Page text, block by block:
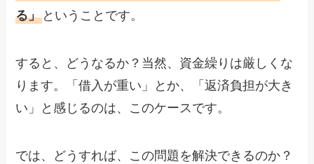
る」 ということです。
すると、どうなるか？当然、資金繰りは厳しくな
ります。「借入が重い」とか、「返済負担が大き
い」と感じるのは、このケースです。
では、どうすれば、この問題を解決できるのか？